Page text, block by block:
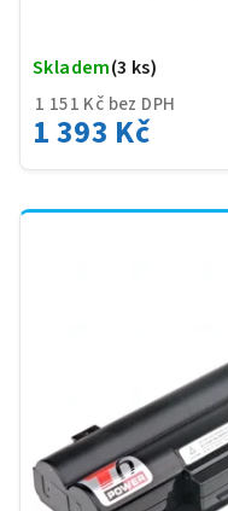
1 151 Kč bez DPH
1 393 Kč
Skladem(3 ks)